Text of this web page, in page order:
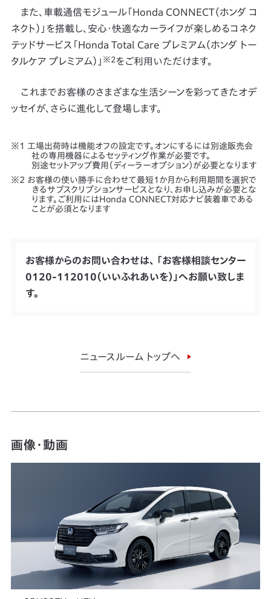
また、車載通信モジュール「Honda CONNECT（ホンダ コ
ネクト）」を搭載し、安心・快適なカーライフが楽しめるコネク
テッドサービス「Honda Total Care プレミアム（ホンダ トー
タルケア プレミアム）」 ※2をご利用いただけます。
これまでお客様のさまざまな生活シーンを彩ってきたオデ
ッセイが、さらに進化して登場します。
工場出荷時は機能オフの設定です。オンにするには別途販売会
社の専用機器によるセッティング作業が必要です。
別途セットアップ費用（ディーラーオプション）が必要となります
お客様の使い勝手に合わせて最短1か月から利用期間を選択で
きるサブスクリプションサービスとなり、お申し込みが必要とな
ります。ご利用にはHonda CONNECT対応ナビ装着車である
ことが必須となります
お客様からのお問い合わせは、 「お客様相談センター
0120-112010（いいふれあいを）」へお願い致しま
す。
ニュースルーム トップへ
画像・動画